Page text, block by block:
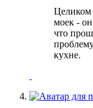
Целиком
моек -
что
кухне.